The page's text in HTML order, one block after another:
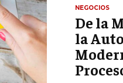
MARKETING
ESTRATEGIAS
AGENCIAS DE
AGENCIAS
SEO
NEGOCIOS
De la
la